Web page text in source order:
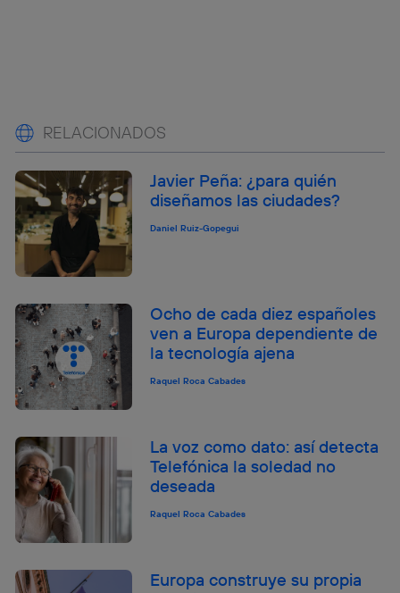
RELACIONADOS
Javier Peña: ¿para quién
diseñamos las ciudades?
Daniel Ruiz-Gopegui
Ocho de cada diez españoles
ven a Europa dependiente de
la tecnología ajena
Raquel Roca Cabades
La voz como dato: así detecta
Telefónica la soledad no
deseada
Raquel Roca Cabades
Europa construye su propia